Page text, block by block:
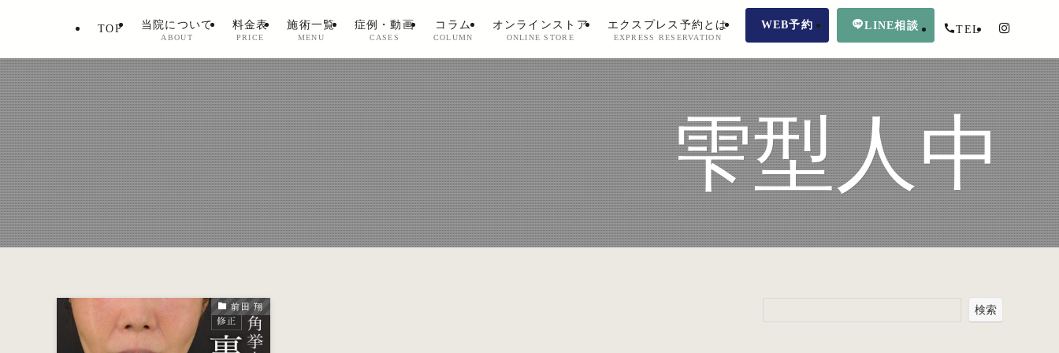
TOP 当院について
ABOUT
料金表
PRICE
施術一覧
MENU
症例・動画
CASES
コラム
COLUMN
オンラインストア
ONLINE STORE
エクスプレス予約とは
EXPRESS RESERVATION
WEB予約 LINE相談 TEL
雫型人中
前田 翔 検索